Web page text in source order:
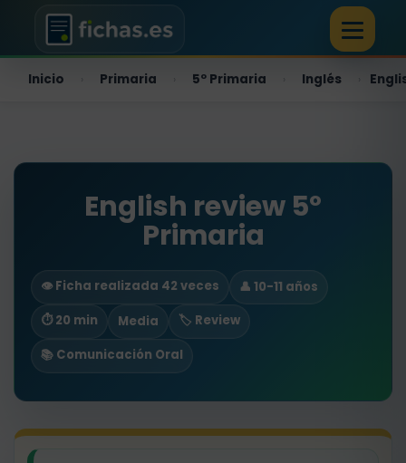
Inicio Primaria 5º Primaria Inglés
English review 5º
Primaria
👁️ Ficha realizada 42 veces
👤 10-11 años
⏱ 20 min
Media
🏷️ Review
📚 Comunicación Oral